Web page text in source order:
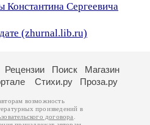
Константина Сергеевича
(zhurnal.lib.ru)
Рецензии Поиск
Магазин
Стихи.ру Проза.ру
возможность
произведений в
договора